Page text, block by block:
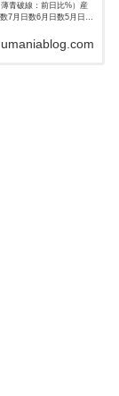
青破線：前日比%）産
7月日数6月日数5月日数
umaniablog.com